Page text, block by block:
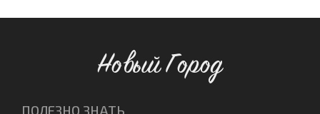
Новый Город
ПОЛЕЗНО ЗНАТЬ